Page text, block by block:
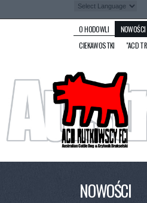
O HODOWLI NOWOŚCI
CIEKAWOSTKI
"ACD
NOWOŚCI